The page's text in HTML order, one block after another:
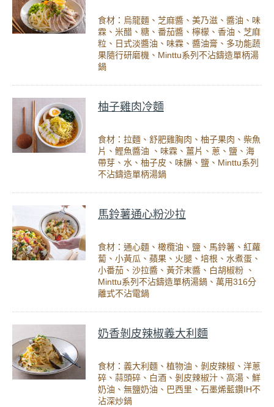
食材：烏龍麵、芝麻醬、美乃滋、醬油、味
霖、米醋、糖、番茄醬、檸檬、香油、芝麻
粒、日式淡醬油、味霖、醬油膏、多功能蔬
果隨行研磨機、Minttu系列不沾鑄造單柄湯
鍋
柚子雞肉冷麵
食材：拉麵、舒肥雞胸肉、柚子果肉、柴魚
片、鰹魚醬油 、味霖、薑片、蔥、鹽、海
帶芽、水、柚子皮、味醂、鹽、Minttu系列
不沾鑄造單柄湯鍋
馬鈴薯通心粉沙拉
食材：通心麵、橄欖油、鹽、馬鈴薯、紅蘿
蔔、小黃瓜、蘋果、火腿、培根、水煮蛋、
小番茄、沙拉醬、黃芥末醬、白胡椒粉 、
Minttu系列不沾鑄造單柄湯鍋、萬用316分
離式不沾電鍋
奶香剝皮辣椒義大利麵
食材：義大利麵、植物油、剝皮辣椒、洋蔥
碎、蒜頭碎、白酒、剝皮辣椒汁、高湯、鮮
奶油、無鹽奶油、巴西里、石墨烯藍鑽IH不
沾深炒鍋